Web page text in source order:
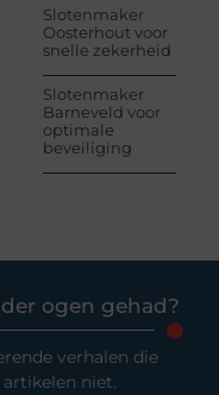
Slotenmaker
Oosterhout voor
snelle zekerheid
Slotenmaker
Barneveld voor
optimale
beveiliging
ogen gehad?
verhalen die
niet.